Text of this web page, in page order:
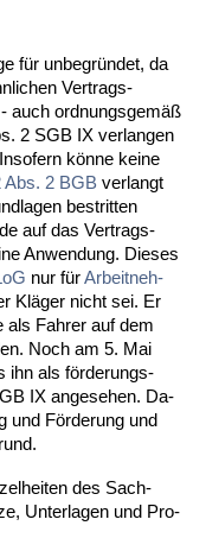
für un­be­gründet, da
Ver­trags­
auch ord­nungs­ge­mäß
2 SGB IX ver­lan­gen
könne kei­ne
Abs. 2 BGB ver­langt
be­strit­ten
auf das Ver­trags­
An­wen­dung. Die­ses
nur fürAr­beit­neh­
Kläger nicht sei. Er
als Fah­rer auf dem
Noch am 5. Mai
ihn als förde­rungs­
IX an­ge­se­hen. Da­
und Förde­rung und
des Sach-
Un­ter­la­gen und Pro­